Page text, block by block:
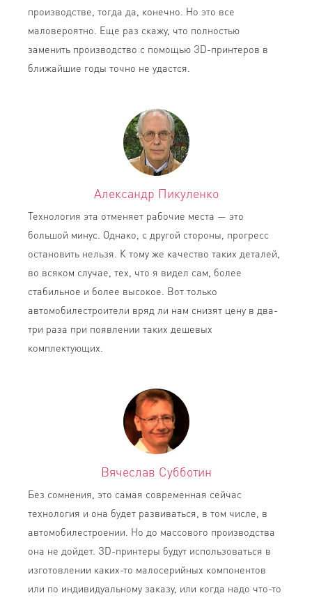
производстве, тогда да, конечно. Но это все
маловероятно. Еще раз скажу, что полностью
заменить производство с помощью ЗD-принтеров в
ближайшие годы точно не удастся.
Александр Пикуленко
Технология эта отменяет рабочие места — это
большой минус. Однако, с другой стороны, прогресс
остановить нельзя. К тому же качество таких деталей,
во всяком случае, тех, что я видел сам, более
стабильное и более высокое. Вот только
автомобилестроители вряд ли нам снизят цену в два-
три раза при появлении таких дешевых
комплектующих.
Вячеслав Субботин
Без сомнения, это самая современная сейчас
технология и она будет развиваться, в том числе, в
автомобилестроении. Но до массового производства
она не дойдет. ЗD-принтеры будут использоваться в
изготовлении каких-то малосерийных компонентов
или по индивидуальному заказу, или когда надо что-то